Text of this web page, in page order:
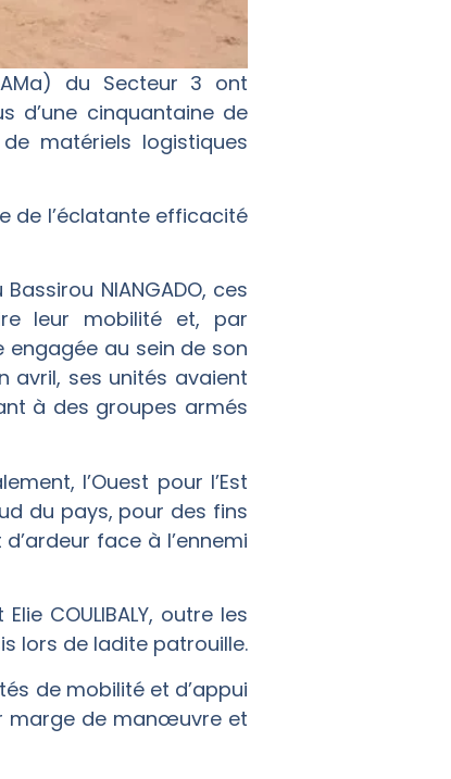
du Secteur 3 ont
d’une cinquantaine de
matériels logistiques
de l’éclatante efficacité
NIANGADO, ces
leur mobilité et, par
engagée au sein de son
avril, ses unités avaient
à des groupes armés
l’Ouest pour l’Est
du pays, pour des fins
face à l’ennemi
COULIBALY, outre les
lors de ladite patrouille.
de mobilité et d’appui
marge de manœuvre et